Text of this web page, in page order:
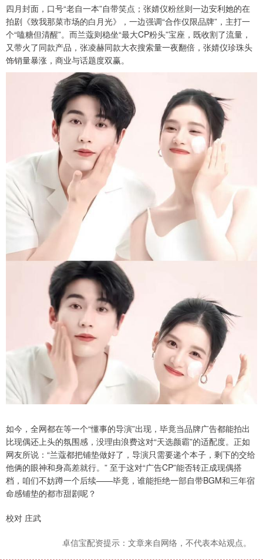
四月封面，口号“老自一本”自带笑点；张婧仪粉丝则一边安利她的在
拍剧《致我那菜市场的白月光》，一边强调“合作仅限品牌”，主打一
个“嗑糖但清醒”。而兰蔻则稳坐“最大CP粉头”宝座，既收割了流量，
又带火了同款产品，张凌赫同款大衣搜索量一夜翻倍，张婧仪珍珠头
饰销量暴涨，商业与话题度双赢。
如今，全网都在等一个“懂事的导演”出现，毕竟当品牌广告都能拍出
比现偶还上头的氛围感，没理由浪费这对“天选颜霸”的适配度。正如
网友所说：“兰蔻都把铺垫做好了，导演只需要递个本子，剩下的交给
他俩的眼神和身高差就行。” 至于这对“广告CP”能否转正成现偶搭
档，咱们不妨蹲一个后续——毕竟，谁能拒绝一部自带BGM和三年宿
命感铺垫的都市甜剧呢？
校对 庄武
卓信宝配资提示：文章来自网络，不代表本站观点。